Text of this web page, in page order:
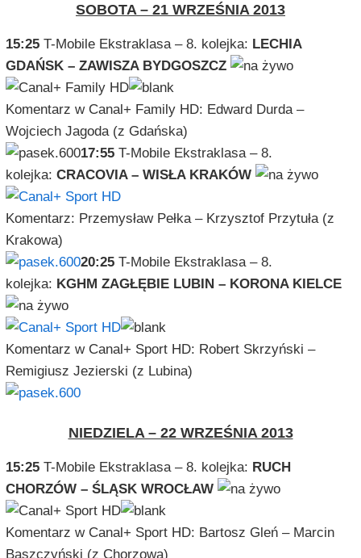
SOBOTA – 21 WRZEŚNIA 2013
15:25 T-Mobile Ekstraklasa – 8. kolejka: LECHIA
GDAŃSK – ZAWISZA BYDGOSZCZ
Komentarz w Canal+ Family HD: Edward Durda –
Wojciech Jagoda (z Gdańska)
17:55 T-Mobile Ekstraklasa – 8.
kolejka: CRACOVIA – WISŁA KRAKÓW
Komentarz: Przemysław Pełka – Krzysztof Przytuła (z
Krakowa)
20:25 T-Mobile Ekstraklasa – 8.
kolejka: KGHM ZAGŁĘBIE LUBIN – KORONA KIELCE
Komentarz w Canal+ Sport HD: Robert Skrzyński –
Remigiusz Jezierski (z Lubina)
NIEDZIELA – 22 WRZEŚNIA 2013
15:25 T-Mobile Ekstraklasa – 8. kolejka: RUCH
CHORZÓW – ŚLĄSK WROCŁAW
Komentarz w Canal+ Sport HD: Bartosz Gleń – Marcin
Baszczyński (z Chorzowa)